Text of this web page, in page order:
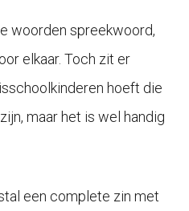
woorden spreekwoord,
elkaar. Toch zit er
hoeft die
maar het is wel handig
een complete zin met